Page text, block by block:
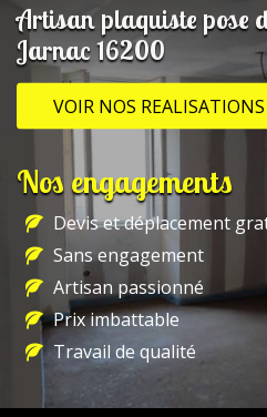
Artisan plaquiste pose
Jarnac 16200
VOIR NOS REALISATIONS
Nos engagements
Devis et déplacement
Sans engagement
Artisan passionné
Prix imbattable
Travail de qualité